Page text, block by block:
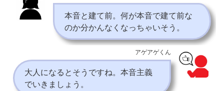
本音と建て前。何が本音で建て前な
のか分かんなくなっちゃいそう。
アゲアゲくん
大人になるとそうですね。本音主義
でいきましょう。